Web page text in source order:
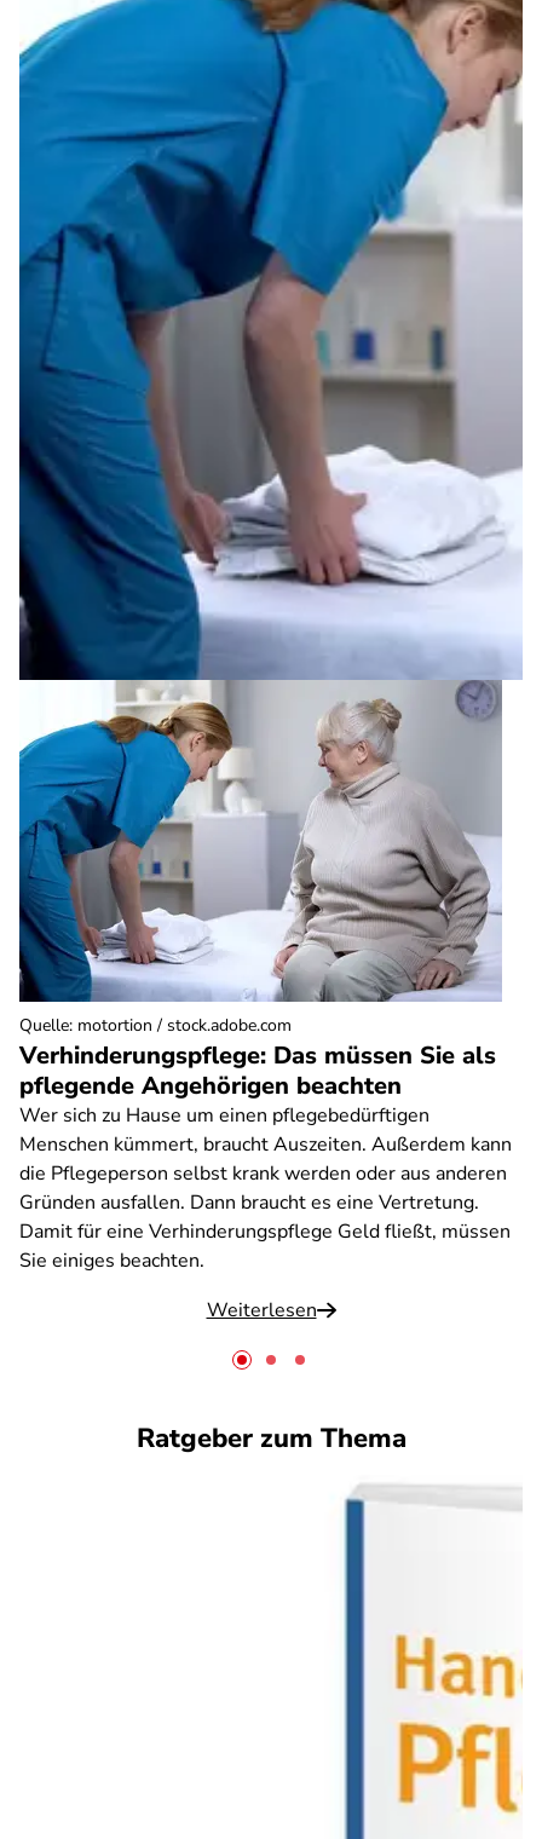
Verhinderungspflege: Das müssen Sie als
pflegende Angehörigen beachten
Wer sich zu Hause um einen pflegebedürftigen
Menschen kümmert, braucht Auszeiten. Außerdem kann
die Pflegeperson selbst krank werden oder aus anderen
Gründen ausfallen. Dann braucht es eine Vertretung.
Damit für eine Verhinderungspflege Geld fließt, müssen
Sie einiges beachten.
Weiterlesen
Quelle: motortion / stock.adobe.com
Ratgeber zum Thema